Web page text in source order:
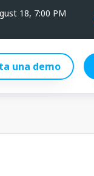
18, 7:00 PM
una demo